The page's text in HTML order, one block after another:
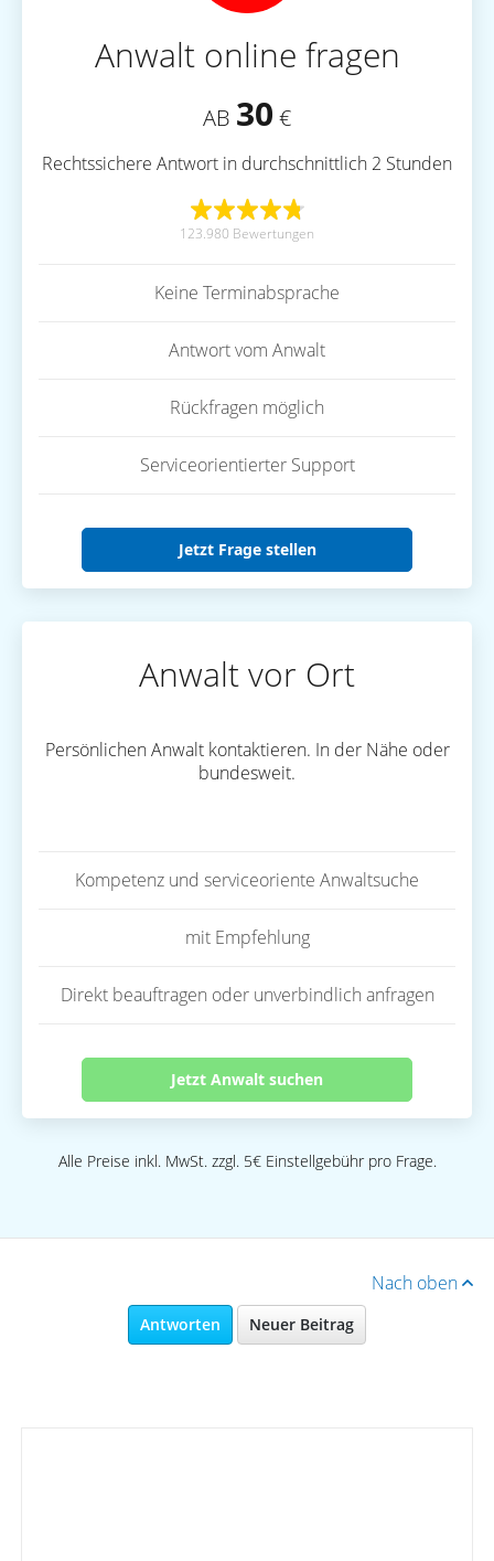
Anwalt online fragen
AB 30 €
Rechtssichere Antwort in durchschnittlich 2 Stunden
123.980 Bewertungen
Keine Terminabsprache
Antwort vom Anwalt
Rückfragen möglich
Serviceorientierter Support
Jetzt Frage stellen
Anwalt vor Ort
Persönlichen Anwalt kontaktieren. In der Nähe oder
bundesweit.
Kompetenz und serviceoriente Anwaltsuche
mit Empfehlung
Direkt beauftragen oder unverbindlich anfragen
Jetzt Anwalt suchen
Alle Preise inkl. MwSt. zzgl. 5€ Einstellgebühr pro Frage.
Nach oben
Antworten Neuer Beitrag